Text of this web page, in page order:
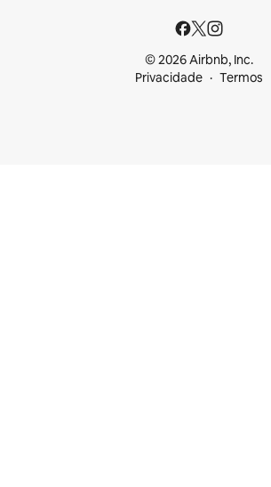
© 2026 Airbnb, Inc.
Privacidade
Termos